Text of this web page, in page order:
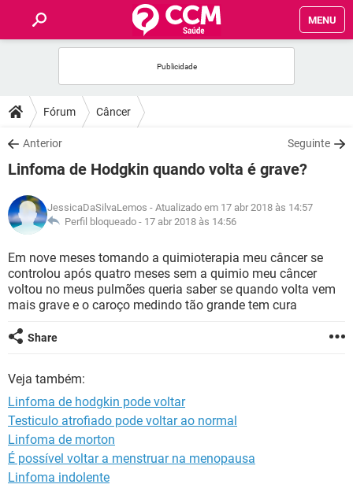
MENU
FÓRUM
SAÚDE
NUTRIÇÃO
BEM-ESTAR
SEXUALIDADE
GLOSSÁRIO
Fórum Câncer
Anterior Seguinte
Linfoma de Hodgkin quando volta é grave?
JessicaDaSilvaLemos - Atualizado em 17 abr 2018 às 14:57
Perfil bloqueado - 17 abr 2018 às 14:56
Em nove meses tomando a quimioterapia meu câncer se
controlou após quatro meses sem a quimio meu câncer
voltou no meus pulmões queria saber se quando volta vem
mais grave e o caroço medindo tão grande tem cura
Share
Veja também:
Linfoma de hodgkin pode voltar
Testiculo atrofiado pode voltar ao normal
Linfoma de morton
É possível voltar a menstruar na menopausa
Linfoma indolente